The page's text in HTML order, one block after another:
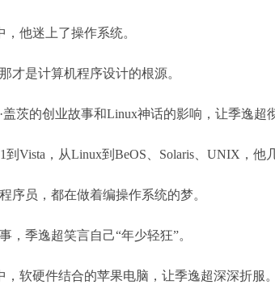
，他迷上了操作系统。
才是计算机程序设计的根源。
盖茨的创业故事和Linux神话的影响，让季逸超
到Vista，从Linux到BeOS、Solaris、UNIX，他
序员，都在做着编操作系统的梦。
，季逸超笑言自己“年少轻狂”。
，软硬件结合的苹果电脑，让季逸超深深折服。